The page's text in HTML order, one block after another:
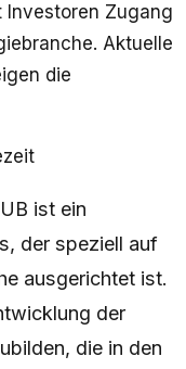
Investoren Zugang
Aktuelle
die
ist ein
der speziell auf
ausgerichtet ist.
der
die in den